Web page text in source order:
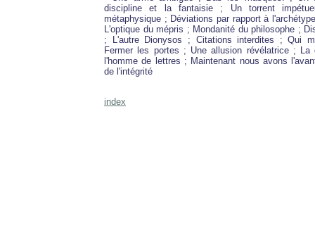
discipline et la fantaisie ; Un torrent
métaphysique ; Déviations par rapport à
L'optique du mépris ; Mondanité du philosophe ;
; L'autre Dionysos ; Citations interdites ; Qui
Fermer les portes ; Une allusion révélatrice ; La
l'homme de lettres ; Maintenant nous avons
de l'intégrité
index